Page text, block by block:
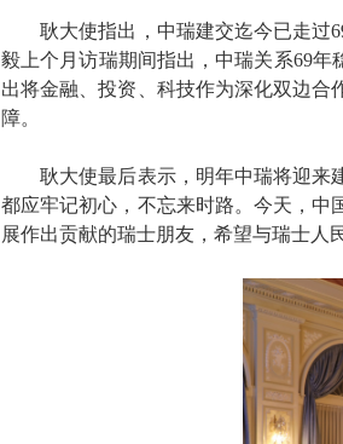
耿大使指出，中瑞建交迄今已走过69
毅上个月访瑞期间指出，中瑞关系69年
出将金融、投资、科技作为深化双边合
障。
耿大使最后表示，明年中瑞将迎来建
都应牢记初心，不忘来时路。今天，中
展作出贡献的瑞士朋友，希望与瑞士人